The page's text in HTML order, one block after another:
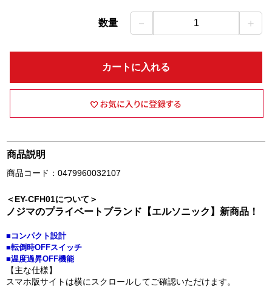
数量 － 1 ＋
カートに入れる
商品説明
商品コード：0479960032107
＜EY-CFH01について＞
ノジマのプライベートブランド【エルソニック】新商品！
■コンパクト設計
■転倒時OFFスイッチ
■温度過昇OFF機能
【主な仕様】
スマホ版サイトは横にスクロールしてご確認いただけます。